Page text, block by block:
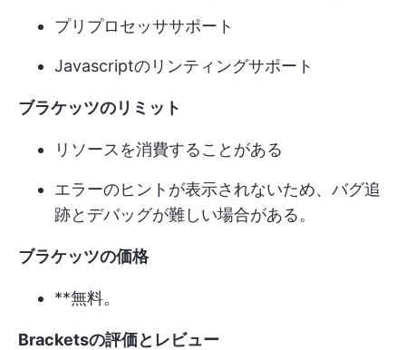
プリプロセッササポート
Javascriptのリンティングサポート
ブラケッツのリミット
リソースを消費することがある
エラーのヒントが表示されないため、バグ追
跡とデバッグが難しい場合がある。
ブラケッツの価格
**無料。
Bracketsの評価とレビュー